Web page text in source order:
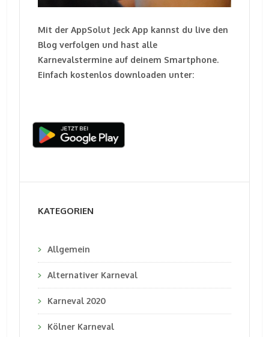
Mit der AppSolut Jeck App kannst du live den
Blog verfolgen und hast alle
Karnevalstermine auf deinem Smartphone.
Einfach kostenlos downloaden unter:
KATEGORIEN
Allgemein
Alternativer Karneval
Karneval 2020
Kölner Karneval